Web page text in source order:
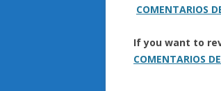
COMENTARIOS
If you want to
COMENTARIOS